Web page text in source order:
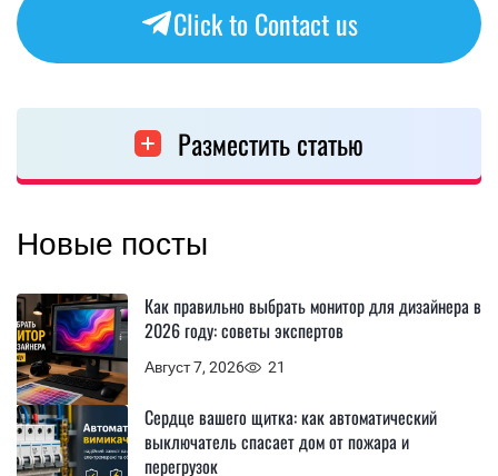
Click to Contact us
Разместить статью
Новые посты
Август 7, 2026 21
Как правильно выбрать монитор для дизайнера в
2026 году: советы экспертов
Сердце вашего щитка: как автоматический
выключатель спасает дом от пожара и
перегрузок